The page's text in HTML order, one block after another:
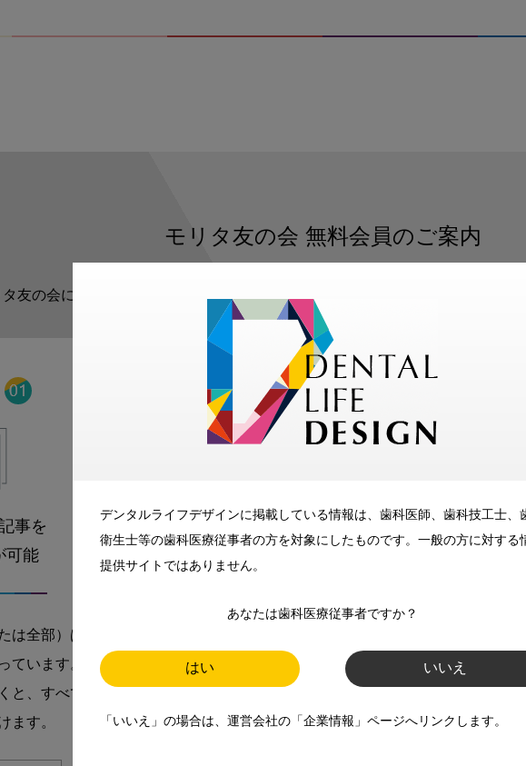
デンタルライフデザインに掲載している情報は、歯科医師、歯科技工士、
衛生士等の歯科医療従事者の方を対象にしたものです。一般の方に対する
提供サイトではありません。
あなたは歯科医療従事者ですか？
はい いいえ
「いいえ」の場合は、運営会社の「企業情報」ページへリンクします。
モリタ友の会 無料会員のご案内
タ友の会に登録いただくと、デンタルライフデザインをもっと便利にご利用い
事を
可能
は全部）は
ています。
と、すべて
ます。
メリット
メールマガジンでお届け
師、歯科衛生士、歯科技工士）に
お届けします。